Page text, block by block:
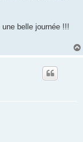
belle journée !!!